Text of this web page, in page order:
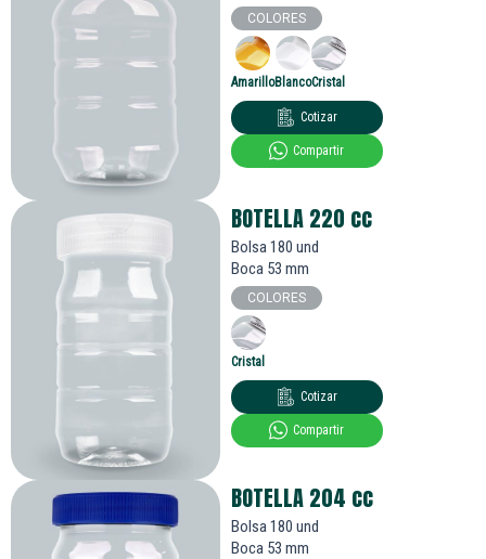
COLORES
AmarilloBlancoCristal
Cotizar
Compartir
BOTELLA 220 cc
Bolsa 180 und
Boca 53 mm
COLORES
Cristal
Cotizar
Compartir
BOTELLA 204 cc
Bolsa 180 und
Boca 53 mm